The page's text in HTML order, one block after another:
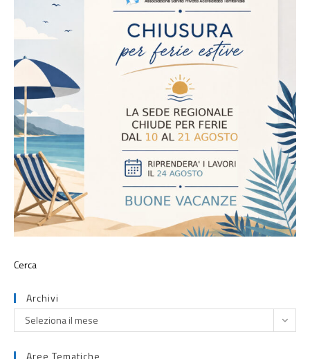
Archivi
Seleziona il mese
Aree Tematiche